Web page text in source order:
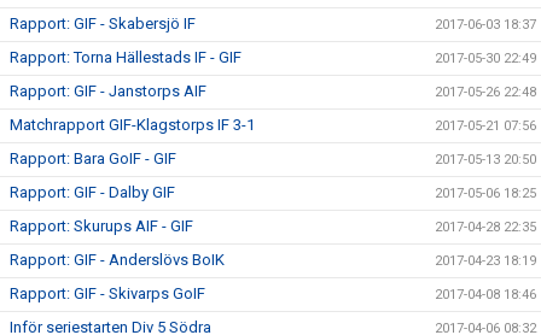
Rapport: GIF - Skabersjö IF 2017-06-03 18:37
Rapport: Torna Hällestads IF - GIF 2017-05-30 22:49
Rapport: GIF - Janstorps AIF 2017-05-26 22:48
Matchrapport GIF-Klagstorps IF 3-1 2017-05-21 07:56
Rapport: Bara GoIF - GIF 2017-05-13 20:50
Rapport: GIF - Dalby GIF 2017-05-06 18:25
Rapport: Skurups AIF - GIF 2017-04-28 22:35
Rapport: GIF - Anderslövs BoIK 2017-04-23 18:19
Rapport: GIF - Skivarps GoIF 2017-04-08 18:46
Inför seriestarten Div 5 Södra 2017-04-06 08:32